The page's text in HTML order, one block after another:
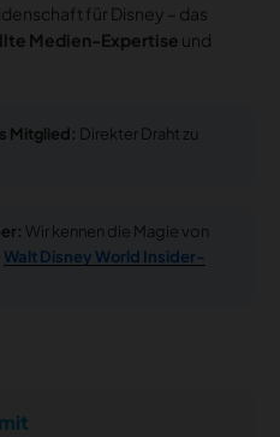
für Disney – das
Medien-Expertise und
Mitglied: Direkter Draht zu
Wir kennen die Magie von
Walt Disney World Insider-